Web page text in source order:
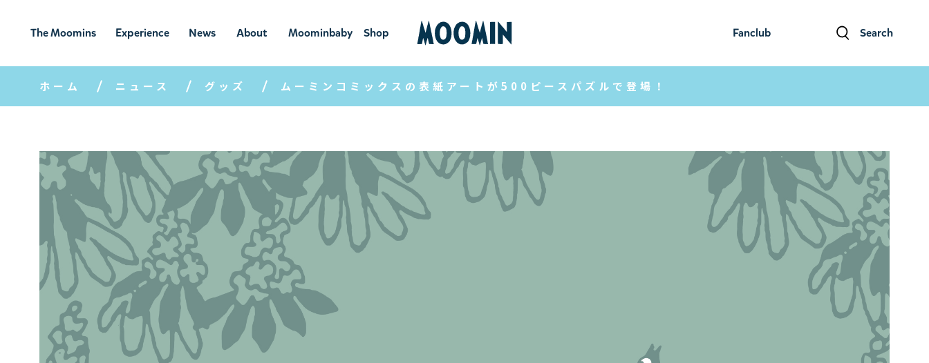
Fanclub Search
The Moomins
ムーミンの
世界
Experience
ムーミンの世
界を楽しむ
News
ニュ
ース
About
ムーミン
について
Moominbaby
ムーミンベ
ビー
Shop
ショ
ップ
ホーム ニュース グッズ ムーミンコミックスの表紙アートが500ピースパズルで登場！